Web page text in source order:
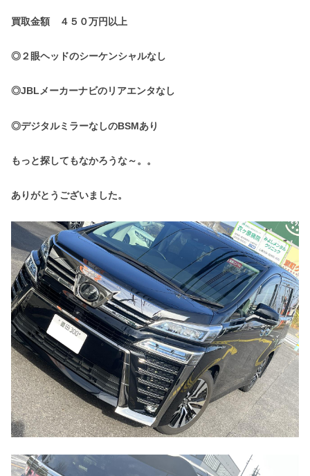
買取金額 ４５０万円以上
◎２眼ヘッドのシーケンシャルなし
◎JBLメーカーナビのリアエンタなし
◎デジタルミラーなしのBSMあり
もっと探してもなかろうな～。。
ありがとうございました。